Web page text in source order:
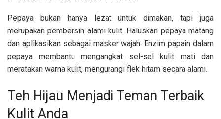
Pepaya bukan hanya lezat untuk dimakan, tapi juga
merupakan pembersih alami kulit. Haluskan pepaya matang
dan aplikasikan sebagai masker wajah. Enzim papain dalam
pepaya membantu mengangkat sel-sel kulit mati dan
meratakan warna kulit, mengurangi flek hitam secara alami.
Teh Hijau Menjadi Teman Terbaik
Kulit Anda